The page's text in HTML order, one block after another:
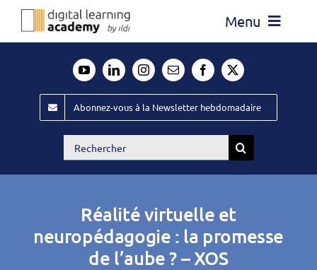
Passer
Menu
Évènements ILDI
Offres d’emploi
Abonnez-vous à la Newsletter hebdomadaire
Rechercher:
Réalité virtuelle et
neuropédagogie : la promesse
de l’aube ? – XOS